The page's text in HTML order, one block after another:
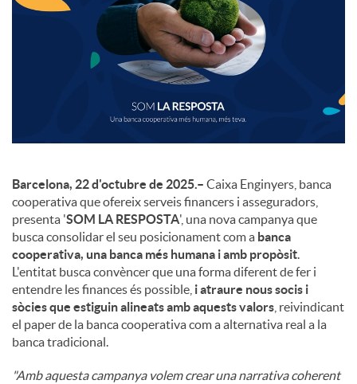
Barcelona, 22 d'octubre de 2025.– Caixa Enginyers, banca
cooperativa que ofereix serveis financers i asseguradors,
presenta 'SOM LA RESPOSTA', una nova campanya que
busca consolidar el seu posicionament com a banca
cooperativa, una banca més humana i amb propòsit
L'entitat busca convèncer que una forma diferent de fer i
entendre les finances és possible, i atraure nous socis i
sòcies que estiguin alineats amb aquests valors , reivindicant
el paper de la banca cooperativa com a alternativa real a la
banca tradicional.
"Amb aquesta campanya volem crear una narrativa coherent